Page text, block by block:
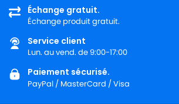
LG-
GOLDSTAR
LG-GOLDSTAR TURBO
LG-
GOLDSTAR
LG-GOLDSTAR TURBO
LG-
GOLDSTAR
LG-GOLDSTAR TURBO
Échange gratuit.
Échange produit gratuit.
Service client
Lun. au vend. de 9:00-17:00
Paiement sécurisé.
PayPal / MasterCard / Visa